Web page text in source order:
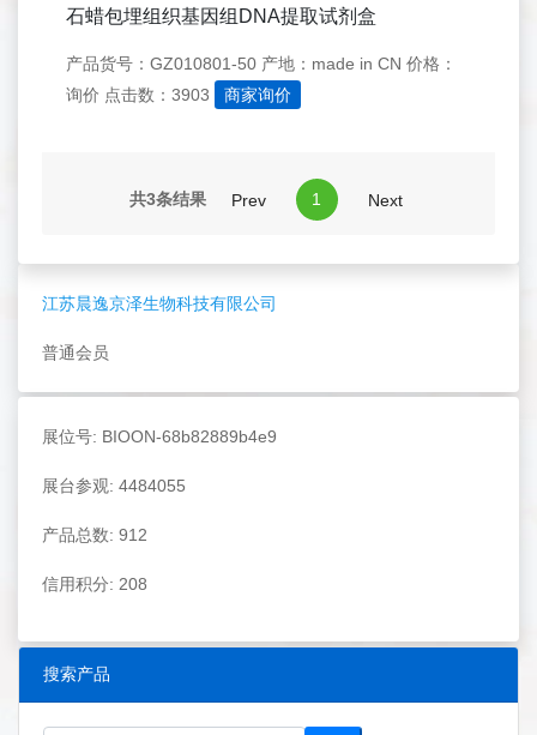
江苏晨逸京泽生物科技有限公司
普通会员
展位号: BIOON-68b82889b4e9
展台参观: 4484055
产品总数: 912
信用积分: 208
搜索产品
石蜡包埋组织基因组DNA提取试剂盒
产品货号：GZ010801-50 产地：made in CN 价格：
询价 点击数：3903 商家询价
共3条结果 Prev 1 Next